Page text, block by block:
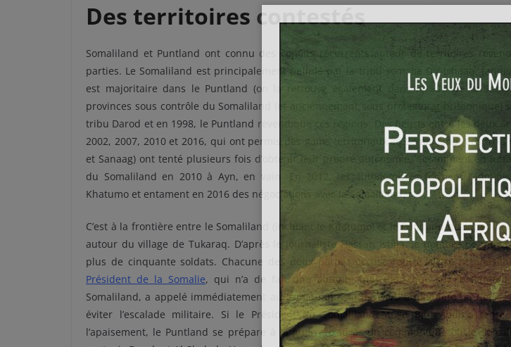
Des territoires contestés
Somaliland et Puntland ont connu des conflits récurrents autour de territoires
parties. Le Somaliland est principalement peuplé par la tribu somalie Dir-Ishaaq,
est majoritaire dans le Puntland (on la retrouve également dans le sud de la
provinces sous contrôle du Somaliland (et anciennement sous protectorat britannique)
tribu Darod et en 1998, le Puntland revendique ces régions. Des heurts entre les deux
2002, 2007, 2010 et 2016, qui ont permis des gains territoriaux au Somaliland. Ces trois
et Sanaag) ont tenté plusieurs fois d’obtenir leur propre autonomie, notamment en
du Somaliland en 2010 à Ayn, en vain. En 2012, les autonomistes forment
Khatumo et entament en 2016 des négociations avec le Somaliland.
C’est à la frontière entre le Somaliland (incluant le Khatumo) et le Puntland qu’ont eu
autour du village de Tukaraq. D’après le journaliste Hassan Istilla, le nombre de
plus de cinquante soldats. Chacune des deux parties accuse l’autre d’être
Président de la Somalie, qui n’a de fait une autorité que théorique sur le
Somaliland, a appelé immédiatement au calme tandis que l’ONU a mandaté un de
éviter l’escalade militaire. Si le Président du Somaliland Muse Bihi Abdi a
l’apaisement, le Puntland se prépare à la guerre d’après un communiqué où le